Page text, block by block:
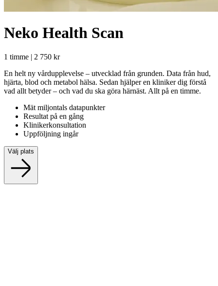
Neko Health Scan
1 timme | 2 750 kr
En helt ny vårdupplevelse – utvecklad från grunden. Data från hud,
hjärta, blod och metabol hälsa. Sedan hjälper en kliniker dig förstå
vad allt betyder – och vad du ska göra härnäst. Allt på en timme.
Mät miljontals datapunkter
Resultat på en gång
Klinikerkonsultation
Uppföljning ingår
Välj plats